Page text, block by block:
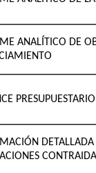
ANALÍTICO DE
PRESUPUESTARIO